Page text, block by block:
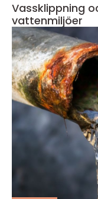
Vassklippning
vattenmiljöer